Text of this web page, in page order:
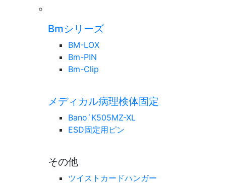
Bmシリーズ
BM-LOX
Bm-PIN
Bm-Clip
メディカル病理検体固定
Bano`K505MZ-XL
ESD固定用ピン
その他
ツイストカードハンガー